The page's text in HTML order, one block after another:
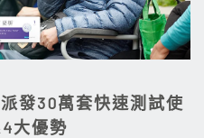
發30萬套快速測試使
大優勢